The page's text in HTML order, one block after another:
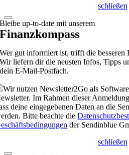
schließen
Bleibe up-to-date mit unserem
Finanzkompass
Wer gut informiert ist, trifft die besseren
Wir liefern dir die neusten Infos, Tipps
dein E-Mail-Postfach.
Wir nutzen Newsletter2Go als
Im Rahmen dieser
deine eingegebenen Daten an die
Bitte beachte die
der Sendinblue
schließen